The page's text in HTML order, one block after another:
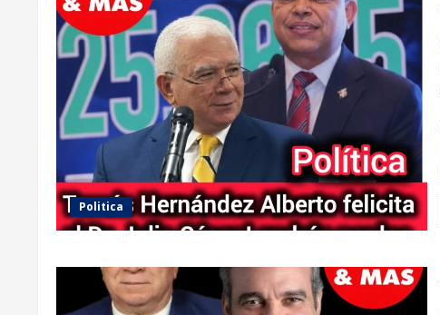
Politica